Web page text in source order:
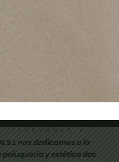
nos dedicamos a la
y estética des